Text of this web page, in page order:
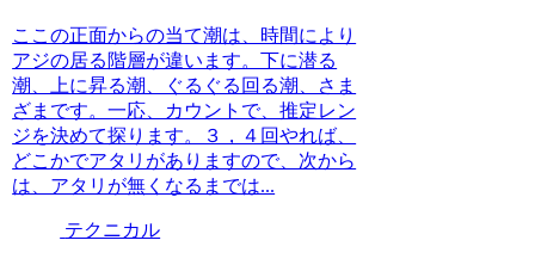
ここの正面からの当て潮は、時間により
アジの居る階層が違います。下に潜る
潮、上に昇る潮、ぐるぐる回る潮、さま
ざまです。一応、カウントで、推定レン
ジを決めて探ります。３，４回やれば、
どこかでアタリがありますので、次から
は、アタリが無くなるまでは...
テクニカル